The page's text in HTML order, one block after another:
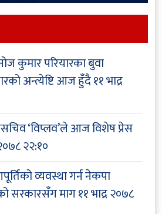
कुमार परियारका बुवा
अन्त्येष्टि आज हुँदै११ भाद्र
‘विप्लव’ले आज विशेष प्रेस
२२:१०
व्यवस्था गर्न नेकपा
सरकारसँग माग११ भाद्र २०७८